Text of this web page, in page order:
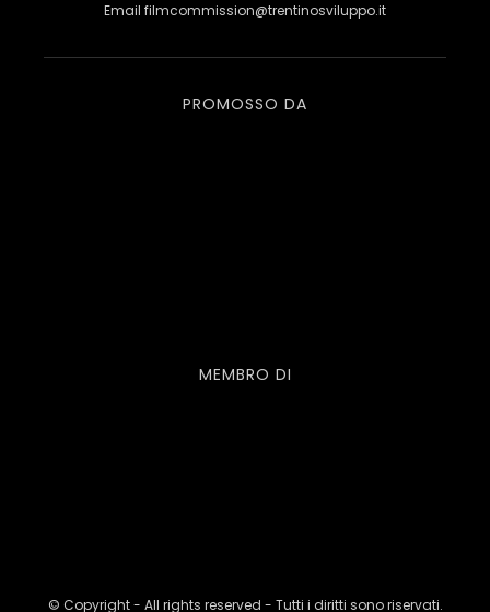
Email filmcommission@trentinosviluppo.it
PROMOSSO DA
MEMBRO DI
© Copyright - All rights reserved - Tutti i diritti sono riservati.